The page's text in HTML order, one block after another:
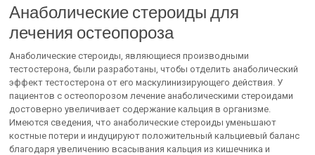
Анаболические стероиды для
лечения остеопороза
Анаболические стероиды, являющиеся производными
тестостерона, были разработаны, чтобы отделить анаболический
эффект тестостерона от его маскулинизирующего действия. У
пациентов с остеопорозом лечение анаболическими стероидами
достоверно увеличивает содержание кальция в организме.
Имеются сведения, что анаболические стероиды уменьшают
костные потери и индуцируют положительный кальциевый баланс
благодаря увеличению всасывания кальция из кишечника и